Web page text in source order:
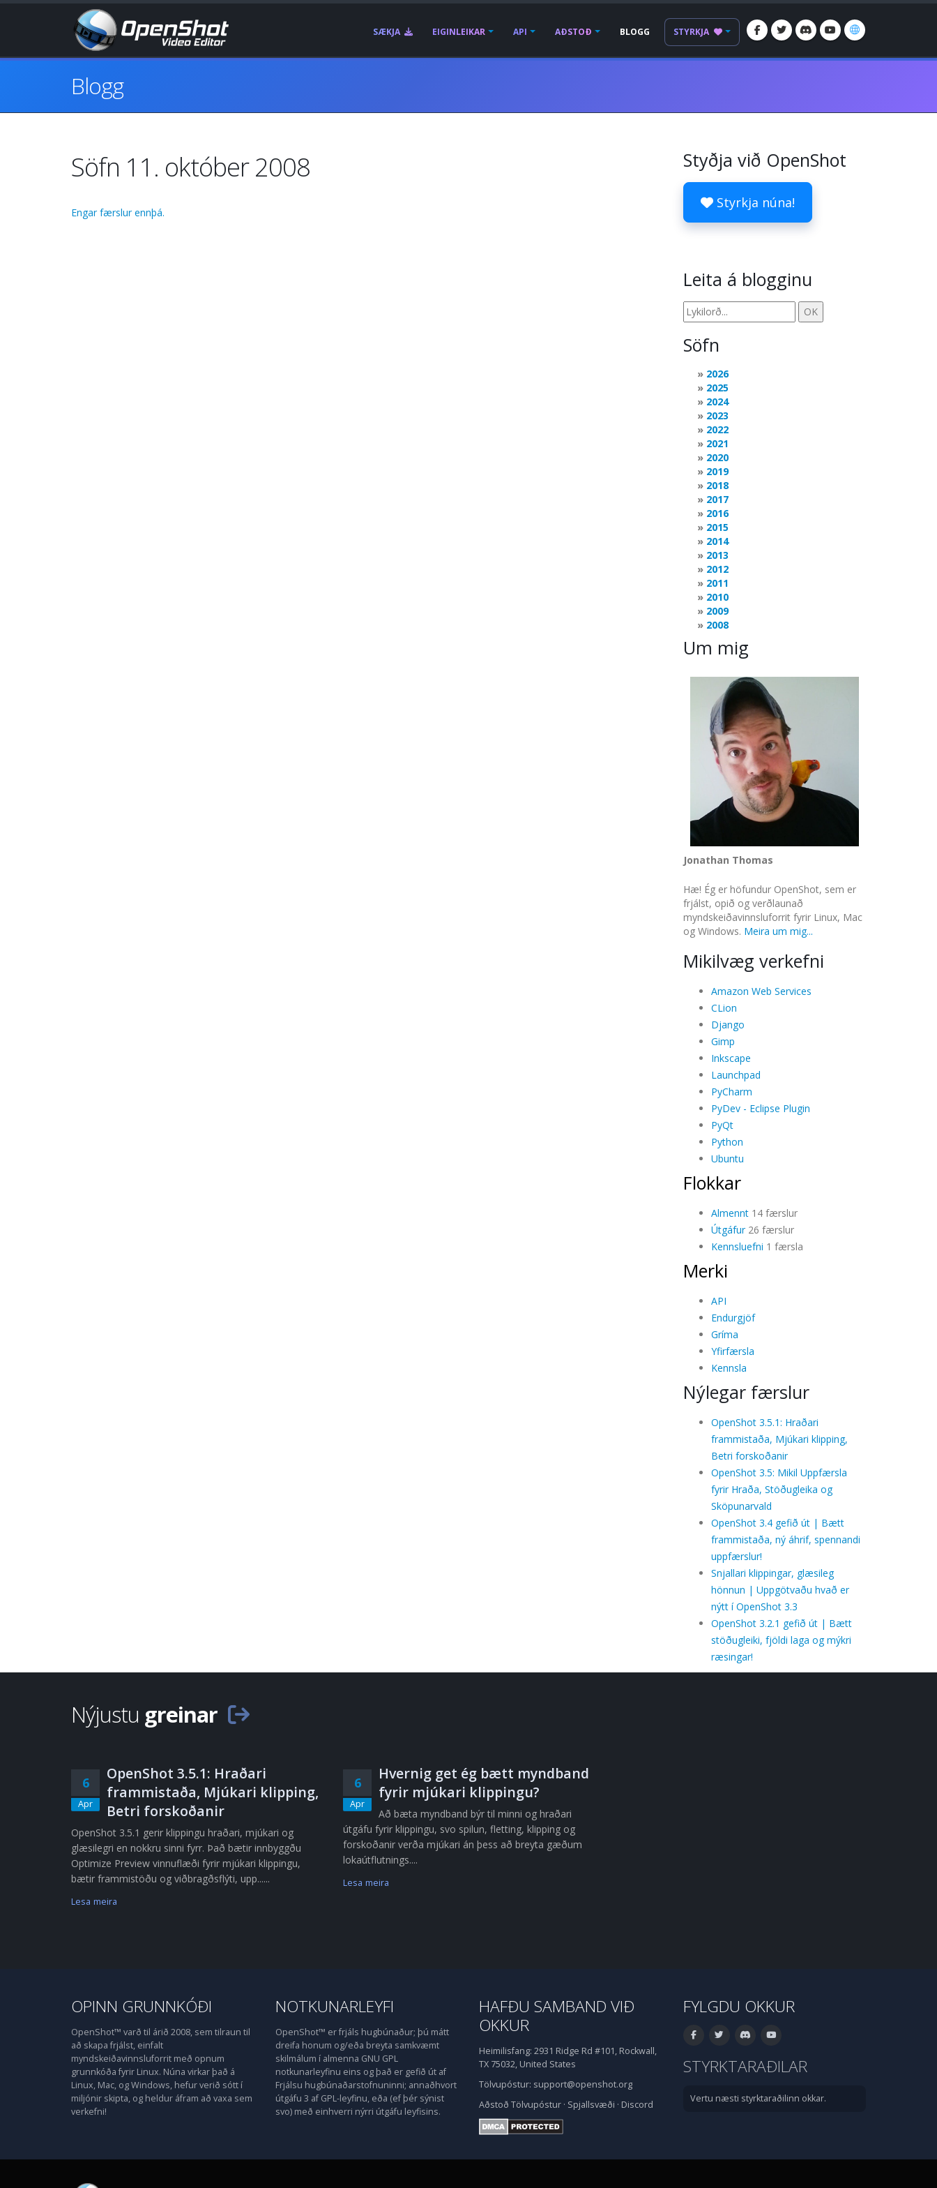
SÆKJA EIGINLEIKAR API AÐSTOÐ BLOGG STYRKJA
Blogg
Söfn 11. október 2008
Engar færslur ennþá.
Styðja við OpenShot
Styrkja núna!
Leita á blogginu
Söfn
2026
2025
2024
2023
2022
2021
2020
2019
2018
2017
2016
2015
2014
2013
2012
2011
2010
2009
2008
Um mig
Jonathan Thomas
Hæ! Ég er höfundur OpenShot, sem er
frjálst, opið og verðlaunað
myndskeiðavinnsluforrit fyrir Linux, Mac
og Windows. Meira um mig...
Mikilvæg verkefni
Amazon Web Services
CLion
Django
Gimp
Inkscape
Launchpad
PyCharm
PyDev - Eclipse Plugin
PyQt
Python
Ubuntu
Flokkar
Almennt14 færslur
Útgáfur26 færslur
Kennsluefni 1 færsla
Merki
API
Endurgjöf
Gríma
Yfirfærsla
Kennsla
Nýlegar færslur
OpenShot 3.5.1: Hraðari
frammistaða, Mjúkari klipping,
Betri forskoðanir
OpenShot 3.5: Mikil Uppfærsla
fyrir Hraða, Stöðugleika og
Sköpunarvald
OpenShot 3.4 gefið út | Bætt
frammistaða, ný áhrif, spennandi
uppfærslur!
Snjallari klippingar, glæsileg
hönnun | Uppgötvaðu hvað er
nýtt í OpenShot 3.3
OpenShot 3.2.1 gefið út | Bætt
stöðugleiki, fjöldi laga og mýkri
ræsingar!
Nýjustu greinar
6
Apr
OpenShot 3.5.1: Hraðari
frammistaða, Mjúkari klipping,
Betri forskoðanir
OpenShot 3.5.1 gerir klippingu hraðari, mjúkari og
glæsilegri en nokkru sinni fyrr. Það bætir innbyggðu
Optimize Preview vinnuflæði fyrir mjúkari klippingu,
bætir frammistöðu og viðbragðsflýti, upp......
Lesa meira
6
Apr
Hvernig get ég bætt myndband
fyrir mjúkari klippingu?
Að bæta myndband býr til minni og hraðari
útgáfu fyrir klippingu, svo spilun, fletting, klipping og
forskoðanir verða mjúkari án þess að breyta gæðum
lokaútflutnings....
Lesa meira
OPINN GRUNNKÓÐI
OpenShot™ varð til árið 2008, sem tilraun til
að skapa frjálst, einfalt
myndskeiðavinnsluforrit með opnum
grunnkóða fyrir Linux. Núna virkar það á
Linux, Mac, og Windows, hefur verið sótt í
miljónir skipta, og heldur áfram að vaxa sem
verkefni!
NOTKUNARLEYFI
OpenShot™ er frjáls hugbúnaður; þú mátt
dreifa honum og/eða breyta samkvæmt
skilmálum í almenna GNU GPL
notkunarleyfinu eins og það er gefið út af
Frjálsu hugbúnaðarstofnuninni; annaðhvort
útgáfu 3 af GPL-leyfinu, eða (ef þér sýnist
svo) með einhverri nýrri útgáfu leyfisins.
HAFÐU SAMBAND VIÐ
OKKUR
Heimilisfang: 2931 Ridge Rd #101, Rockwall,
TX 75032, United States
Tölvupóstur: support@openshot.org
Aðstoð Tölvupóstur · Spjallsvæði · Discord
FYLGDU OKKUR
STYRKTARAÐILAR
Vertu næsti styrktaraðilinn okkar.